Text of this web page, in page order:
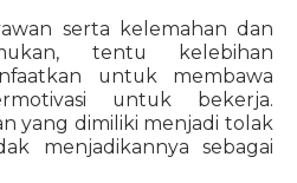
serta kelemahan dan
tentu kelebihan
untuk membawa
untuk bekerja.
yang dimiliki menjadi tolak
menjadikannya sebagai